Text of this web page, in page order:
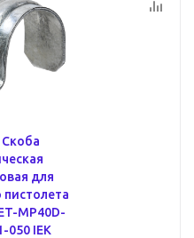
Скоба
для
MP40D-
050 IEK